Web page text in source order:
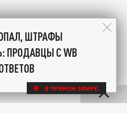
ШТРАФЫ
ПРОДАВЦЫ С WB
В ПРЯМОМ ЭФИРЕ: